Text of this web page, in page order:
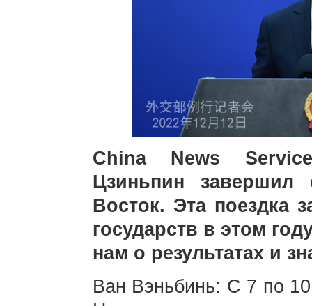
China News
Цзиньпин
Восток. Эта поездка
государств в этом
нам о результатах и
Ван Вэньбинь: С 7 по